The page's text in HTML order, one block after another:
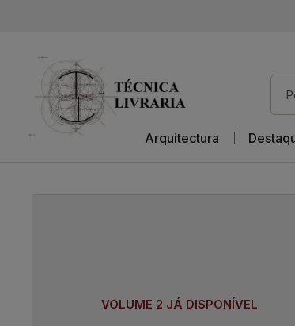
Arquitectura
VOLUME 2 JÁ DISPONÍVEL